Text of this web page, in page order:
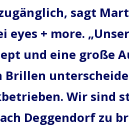
sagt
eyes + more. „Unser
und eine große
Brillen
Wir sind
Deggendorf zu